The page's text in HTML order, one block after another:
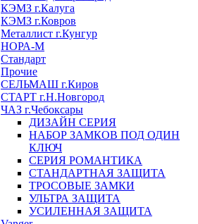
КЭМЗ г.Калуга
КЭМЗ г.Ковров
Металлист г.Кунгур
НОРА-М
Стандарт
Прочие
СЕЛЬМАШ г.Киров
СТАРТ г.Н.Новгород
ЧАЗ г.Чебоксары
ДИЗАЙН СЕРИЯ
НАБОР ЗАМКОВ ПОД ОДИН
КЛЮЧ
СЕРИЯ РОМАНТИКА
СТАНДАРТНАЯ ЗАЩИТА
ТРОСОВЫЕ ЗАМКИ
УЛЬТРА ЗАЩИТА
УСИЛЕННАЯ ЗАЩИТА